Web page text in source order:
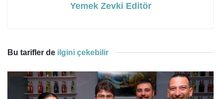
Yemek Zevki Editör
Bu tarifler de ilgini çekebilir